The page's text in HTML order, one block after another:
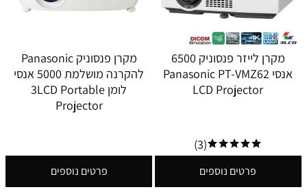
מקרן לייזר פנסוניק 6500
אנסי Panasonic PT-VMZ62
LCD Projector
(3)
פרטים נוספים
מקרן פנסוניק Panasonic
להקרנה מושלמת 5000 אנסי
לומן 3LCD Portable
Projector
פרטים נוספים